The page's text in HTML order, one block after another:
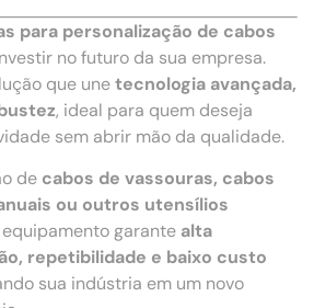
para personalização de cabos
no futuro da sua empresa.
que unetecnologia avançada,
, ideal para quem deseja
sem abrir mão da qualidade.
de cabos de vassouras, cabos
ou outros utensílios
equipamento garante alta
repetibilidade e baixo custo
sua indústria em um novo